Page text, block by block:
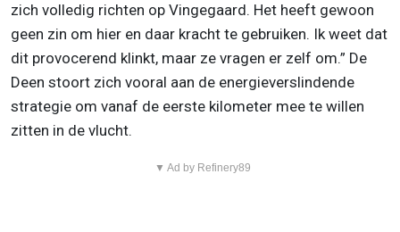
zich volledig richten op Vingegaard. Het heeft gewoon
geen zin om hier en daar kracht te gebruiken. Ik weet dat
dit provocerend klinkt, maar ze vragen er zelf om.” De
Deen stoort zich vooral aan de energieverslindende
strategie om vanaf de eerste kilometer mee te willen
zitten in de vlucht.
▼ Ad by Refinery89